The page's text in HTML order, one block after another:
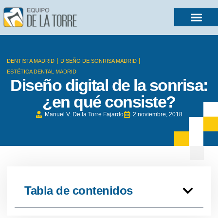
DENTISTA MADRID | DISEÑO DE SONRISA MADRID |
ESTÉTICA DENTAL MADRID
Diseño digital de la sonrisa:
¿en qué consiste?
Manuel V. De la Torre Fajardo 2 noviembre, 2018
Tabla de contenidos